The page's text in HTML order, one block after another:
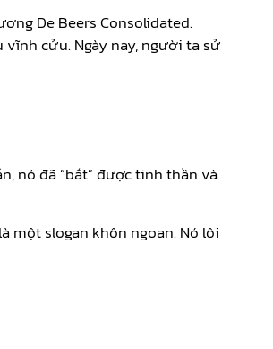
De Beers Consolidated.
cửu. Ngày nay, người ta sử
nó đã “bắt” được tinh thần và
một slogan khôn ngoan. Nó lôi